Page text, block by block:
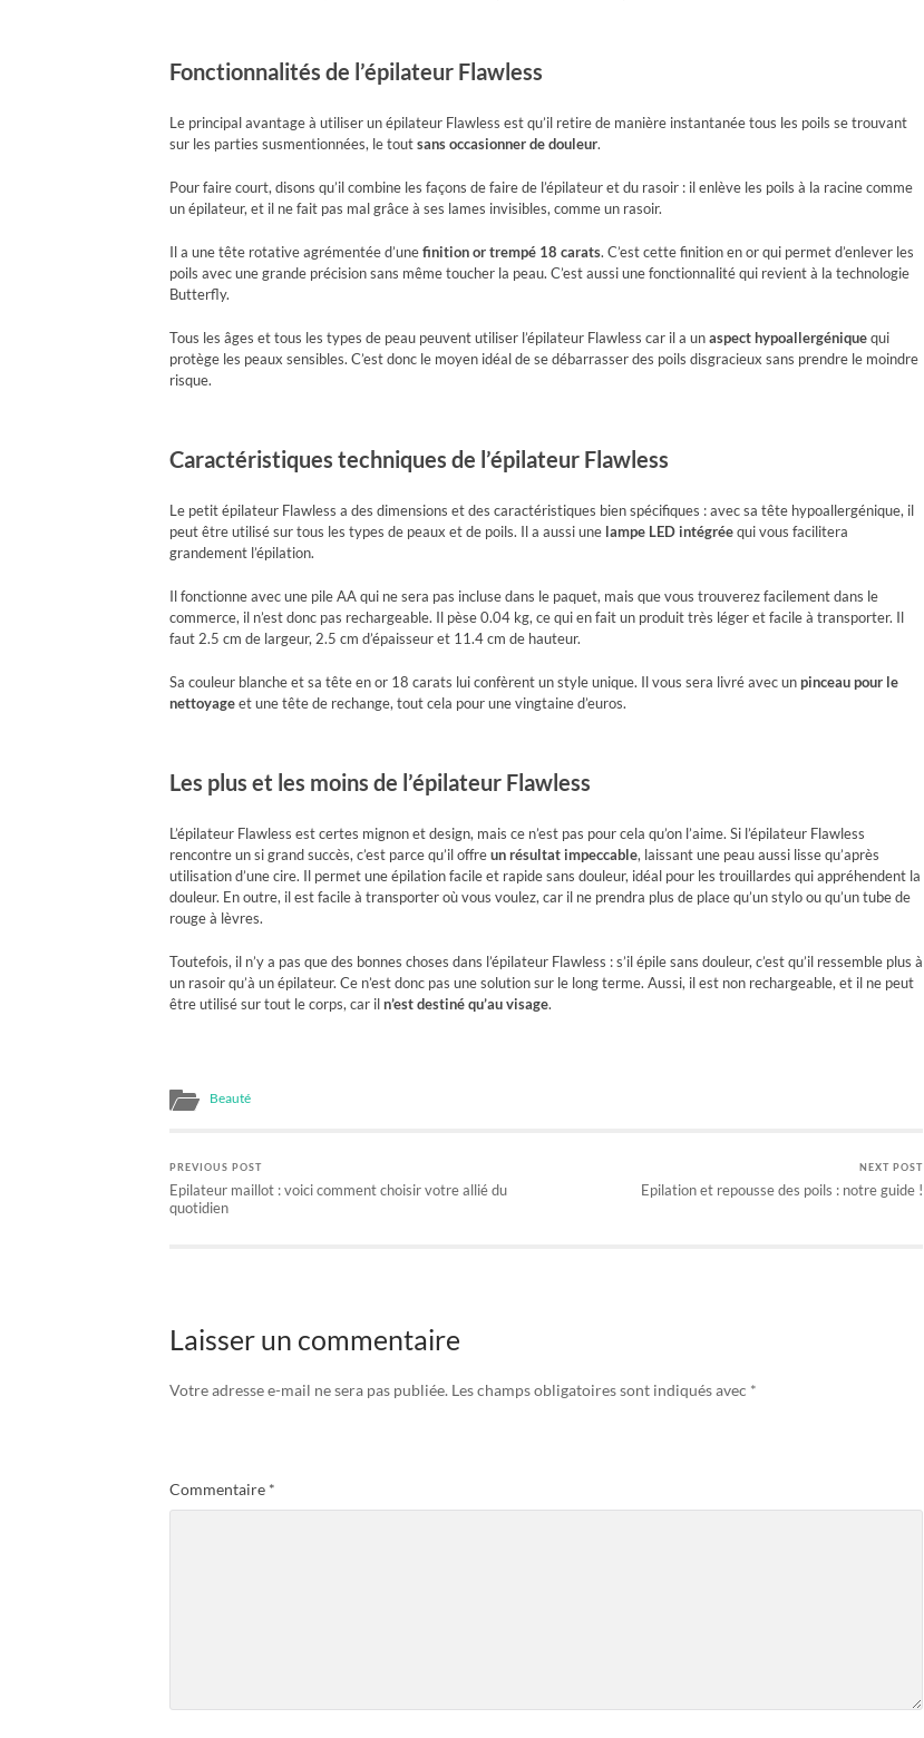
Fonctionnalités de l’épilateur Flawless
Le principal avantage à utiliser un épilateur Flawless est qu’il retire de manière instantanée tous les poils se trouvant
sur les parties susmentionnées, le toutsans occasionner de douleur.
Pour faire court, disons qu’il combine les façons de faire de l’épilateur et du rasoir : il enlève les poils à la racine comme
un épilateur, et il ne fait pas mal grâce à ses lames invisibles, comme un rasoir.
Il a une tête rotative agrémentée d’unefinition or trempé 18 carats. C’est cette finition en or qui permet d’enlever les
poils avec une grande précision sans même toucher la peau. C’est aussi une fonctionnalité qui revient à la technologie
Butterfly.
Tous les âges et tous les types de peau peuvent utiliser l’épilateur Flawless car il a unaspect hypoallergéniquequi
protège les peaux sensibles. C’est donc le moyen idéal de se débarrasser des poils disgracieux sans prendre le moindre
risque.
Caractéristiques techniques de l’épilateur Flawless
Le petit épilateur Flawless a des dimensions et des caractéristiques bien spécifiques : avec sa tête hypoallergénique, il
peut être utilisé sur tous les types de peaux et de poils. Il a aussi une lampe LED intégréequi vous facilitera
grandement l’épilation.
Il fonctionne avec une pile AA qui ne sera pas incluse dans le paquet, mais que vous trouverez facilement dans le
commerce, il n’est donc pas rechargeable. Il pèse 0.04 kg, ce qui en fait un produit très léger et facile à transporter. Il
faut 2.5 cm de largeur, 2.5 cm d’épaisseur et 11.4 cm de hauteur.
Sa couleur blanche et sa tête en or 18 carats lui confèrent un style unique. Il vous sera livré avec unpinceau pour le
nettoyageet une tête de rechange, tout cela pour une vingtaine d’euros.
Les plus et les moins de l’épilateur Flawless
L’épilateur Flawless est certes mignon et design, mais ce n’est pas pour cela qu’on l’aime. Si l’épilateur Flawless
rencontre un si grand succès, c’est parce qu’il offreun résultat impeccable, laissant une peau aussi lisse qu’après
utilisation d’une cire. Il permet une épilation facile et rapide sans douleur, idéal pour les trouillardes qui appréhendent la
douleur. En outre, il est facile à transporter où vous voulez, car il ne prendra plus de place qu’un stylo ou qu’un tube de
rouge à lèvres.
Toutefois, il n’y a pas que des bonnes choses dans l’épilateur Flawless : s’il épile sans douleur, c’est qu’il ressemble plus à
un rasoir qu’à un épilateur. Ce n’est donc pas une solution sur le long terme. Aussi, il est non rechargeable, et il ne peut
être utilisé sur tout le corps, car iln’est destiné qu’au visage.
Beauté
PREVIOUS POST
Epilateur maillot : voici comment choisir votre allié du
quotidien
NEXT POST
Epilation et repousse des poils : notre guide !
Laisser un commentaire
Votre adresse e-mail ne sera pas publiée. Les champs obligatoires sont indiqués avec *
Commentaire *